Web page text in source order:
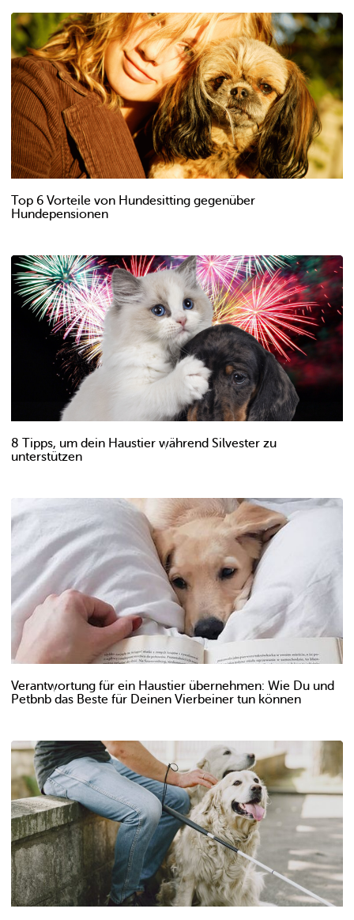
Top 6 Vorteile von Hundesitting gegenüber
Hundepensionen
8 Tipps, um dein Haustier während Silvester zu
unterstützen
Verantwortung für ein Haustier übernehmen: Wie Du und
Petbnb das Beste für Deinen Vierbeiner tun können